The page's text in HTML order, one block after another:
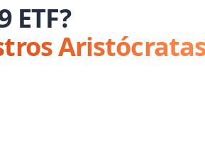
ETF?